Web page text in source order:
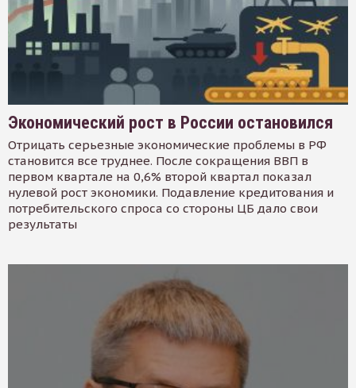
Экономический рост в России остановился
Отрицать серьезные экономические проблемы в РФ
становится все труднее. После сокращения ВВП в
первом квартале на 0,6% второй квартал показал
нулевой рост экономики. Подавление кредитования и
потребительского спроса со стороны ЦБ дало свои
результаты